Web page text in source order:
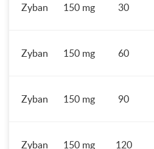
Zyban 150 mg 30
Zyban 150 mg 60
Zyban 150 mg 90
Zyban 150 mg 120